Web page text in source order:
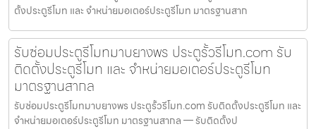
ตั้งประตูรีโมท และ จำหน่ายมอเตอร์ประตูรีโมท มาตรฐานสาก
รับซ่อมประตูรีโมทมาบยางพร ประตูรั้วรีโมท.com รับ
ติดตั้งประตูรีโมท และ จำหน่ายมอเตอร์ประตูรีโมท
มาตรฐานสากล
รับซ่อมประตูรีโมทมาบยางพร ประตูรั้วรีโมท.com รับติดตั้งประตูรีโมท และ
จำหน่ายมอเตอร์ประตูรีโมท มาตรฐานสากล — รับติดตั้งป